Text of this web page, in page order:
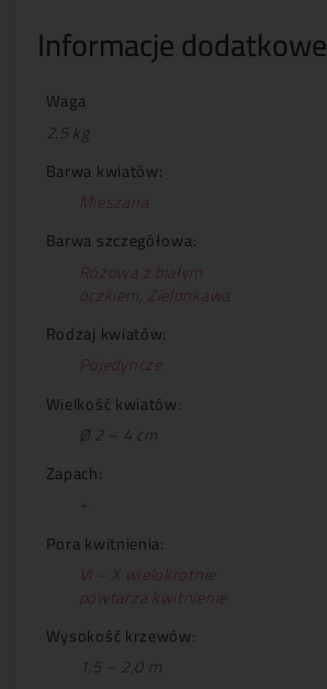
Informacje dodatkowe
Waga
2.5 kg
Barwa kwiatów:
Mieszana
Barwa szczegółowa:
Różowa z białym
oczkiem, Zielonkawa
Rodzaj kwiatów:
Pojedyncze
Wielkość kwiatów:
Ø 2 – 4 cm
Zapach:
+
Pora kwitnienia:
VI – X wielokrotnie
powtarza kwitnienie
Wysokość krzewów:
1,5 – 2,0 m